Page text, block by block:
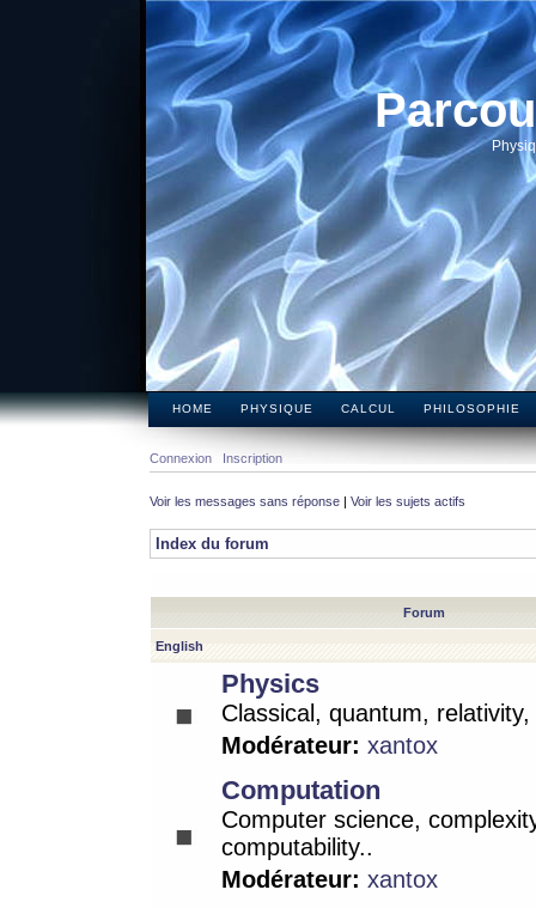
HOME PHYSIQUE CALCUL PHILOSOPHIE
Connexion Inscription
Voir les messages sans réponse | Voir les sujets actifs
Index du forum
Forum
English
Physics
Classical, quantum,
Modérateur: xantox
Computation
Computer science,
computability..
Modérateur: xantox